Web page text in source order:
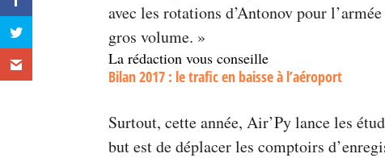
avec les rotations d’Antonov pour
gros volume. »
La rédaction vous conseille
Bilan 2017 : le trafic en baisse à l’aéroport
Surtout, cette année, Air’Py lance les
but est de déplacer les comptoirs